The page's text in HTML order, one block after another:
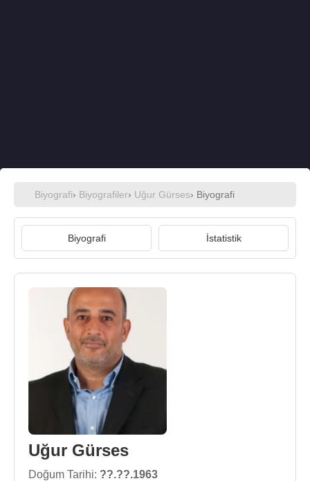
Biyografi› Biyografiler› Uğur Gürses› Biyografi
Biyografi İstatistik
Uğur Gürses
Doğum Tarihi: ??.??.1963